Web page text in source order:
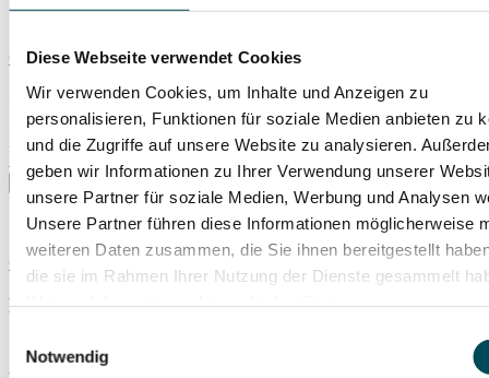
Diese Webseite verwendet Cookies
Wir verwenden Cookies, um Inhalte und Anzeigen zu
personalisieren, Funktionen für soziale Medien anbieten zu
und die Zugriffe auf unsere Website zu analysieren.
geben wir Informationen zu Ihrer Verwendung unserer
unsere Partner für soziale Medien, Werbung und Analysen
Unsere Partner führen diese Informationen möglicherweise
weiteren Daten zusammen, die Sie ihnen bereitgestellt
die sie im Rahmen Ihrer Nutzung der Dienste gesammelt
Notwendig
© Alex Broeckel
Carmina Burana
Mi., 04.11.2026
Isarphilharmonie (Gasteig HP8)
© Yvonne Schmedemann
Luxembourg Philharmonic
So., 08.11.2026
Isarphilharmonie (Gasteig HP8)